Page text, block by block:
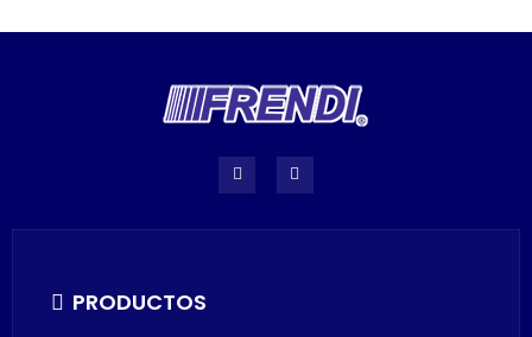
PRODUCTOS